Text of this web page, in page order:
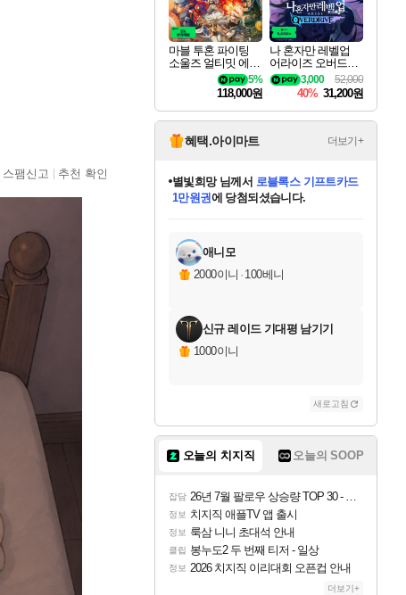
스팸신고 추천 확인
마블 투혼 파이팅
소울즈 얼티밋 에디
션 MARVEL Tokon
Fighting Souls Ultima
5%
118,000원
나 혼자만 레벨업
어라이즈 오버드라
이브 디럭스 에디션
Solo Leveling Arise
Overdrive Deluxe Edi
tion
52,000
3,000
40% 31,200원
혜택.아이마트 더보기+
교환.
당첨되셨습니다.
당첨되셨습니다.
당첨되셨습니다.
별빛희망님께서 로블록스 기프트카드
1만원권에 당첨되셨습니다.
당첨되셨습니다.
당첨되셨습니다.
당첨되셨습니다.
당첨되셨습니다.
에디션 (스팀코드)
당첨되셨습니다.
애니모
2000이니 · 100베니
신규 레이드 기대평 남기기
1000이니
새로고침
오늘의 치지직 오늘의 SOOP
잡담 26년 7월 팔로우 상승량 TOP 30 - 월간 치지직
정보 치지직 애플TV 앱 출시
정보 룩삼 니니 초대석 안내
클립 봉누도2 두 번째 티저 - 일상
정보 2026 치지직 이리대회 오픈컵 안내
더보기+